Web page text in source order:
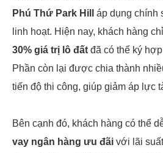
Phú Thứ Park Hill
áp dụng chính
linh hoạt. Hiện nay, khách hàng
30% giá trị lô đất đã có thể ký
Phần còn lại được chia thành
tiến độ thi công, giúp giảm áp lực
Bên cạnh đó, khách hàng có thể
vay ngân hàng ưu đãi với lãi